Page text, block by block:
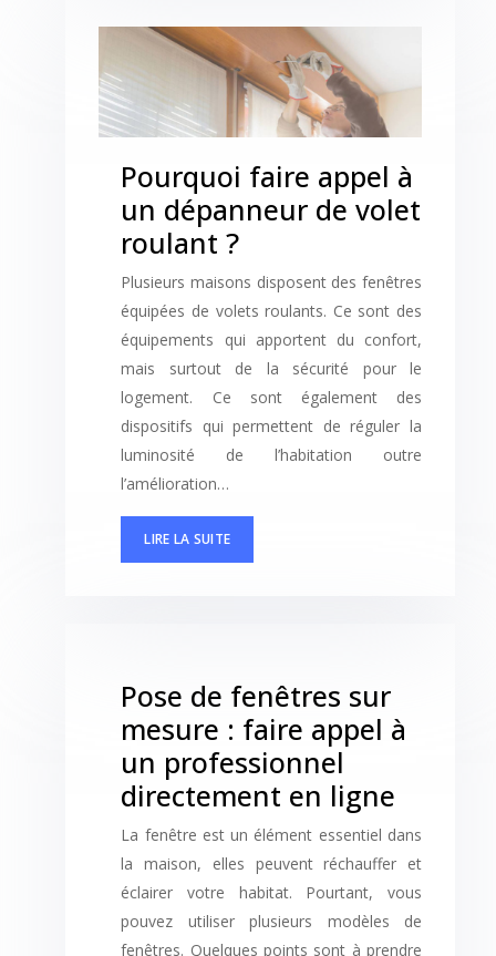
Pourquoi faire appel à
un dépanneur de volet
roulant ?
Plusieurs maisons disposent des fenêtres
équipées de volets roulants. Ce sont des
équipements qui apportent du confort,
mais surtout de la sécurité pour le
logement. Ce sont également des
dispositifs qui permettent de réguler la
luminosité de l’habitation outre
l’amélioration…
LIRE LA SUITE
Pose de fenêtres sur
mesure : faire appel à
un professionnel
directement en ligne
La fenêtre est un élément essentiel dans
la maison, elles peuvent réchauffer et
éclairer votre habitat. Pourtant, vous
pouvez utiliser plusieurs modèles de
fenêtres. Quelques points sont à prendre